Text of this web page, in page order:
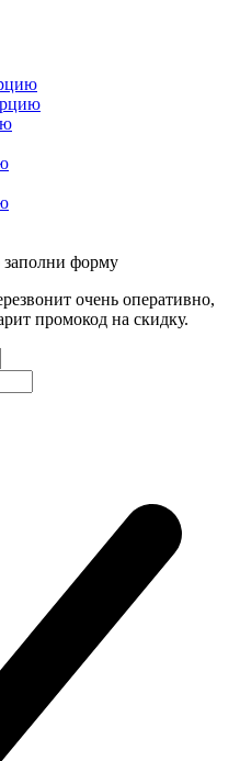
заполни форму
очень оперативно,
промокод на скидку.